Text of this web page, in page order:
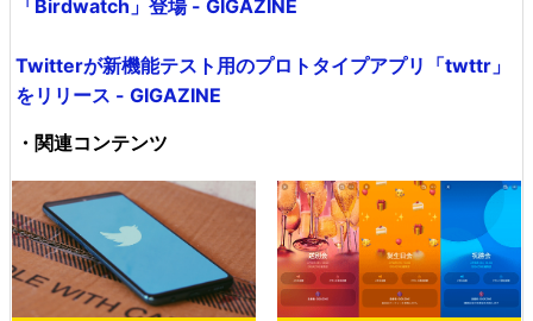
「Birdwatch」登場 - GIGAZINE
Twitterが新機能テスト用のプロトタイプアプリ「twttr」
をリリース - GIGAZINE
・関連コンテンツ